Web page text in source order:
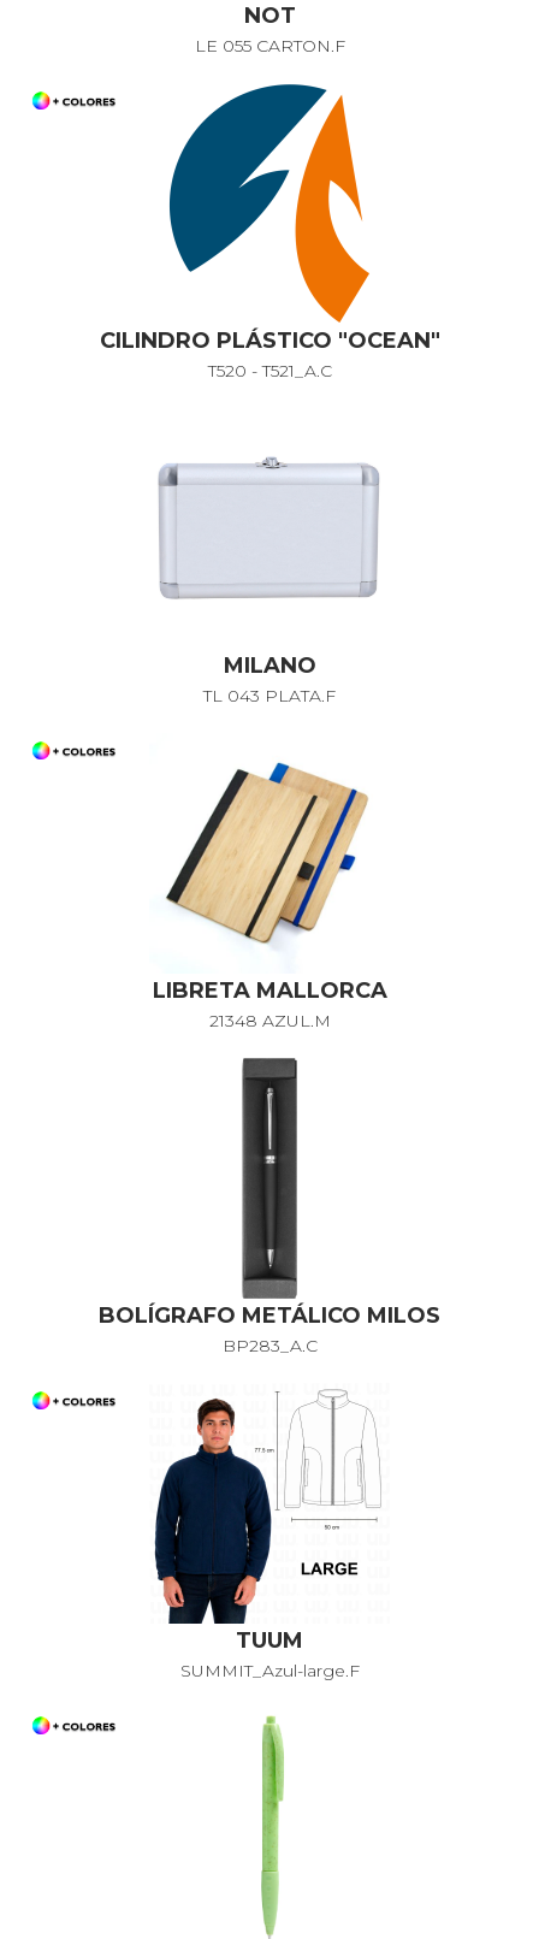
NOT
LE 055 CARTON.F
CILINDRO PLÁSTICO "OCEAN"
T520 - T521_A.C
MILANO
TL 043 PLATA.F
LIBRETA MALLORCA
21348 AZUL.M
BOLÍGRAFO METÁLICO MILOS
BP283_A.C
TUUM
SUMMIT_Azul-large.F